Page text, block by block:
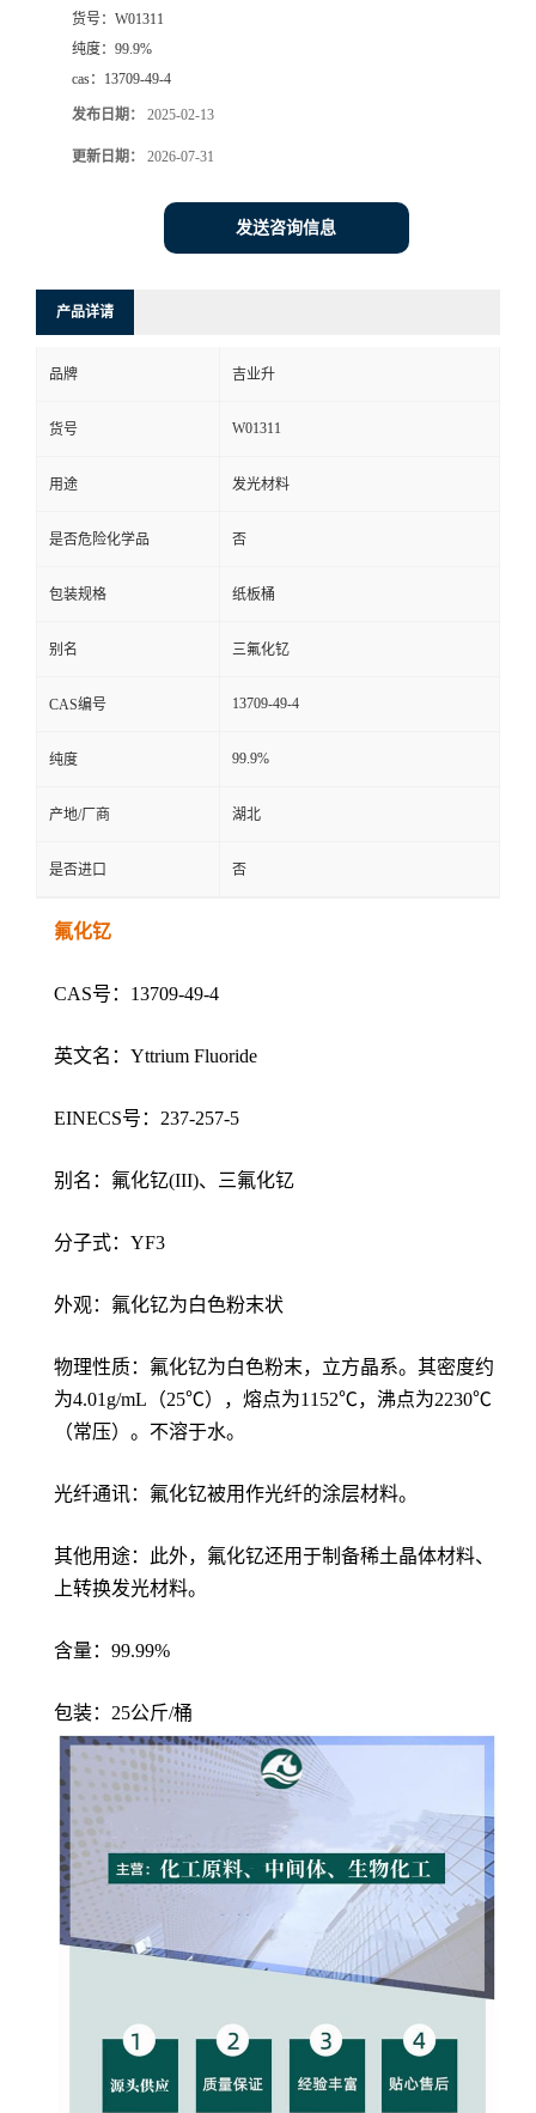
货号： W01311
纯度： 99.9%
cas： 13709-49-4
发布日期： 2025-02-13
更新日期： 2026-07-31
发送咨询信息
产品详请
品牌 吉业升
货号 W01311
用途 发光材料
是否危险化学品 否
包装规格 纸板桶
别名 三氟化钇
CAS编号 13709-49-4
纯度 99.9%
产地/厂商 湖北
是否进口 否
氟化钇
CAS号：13709-49-4
英文名：Yttrium Fluoride
EINECS号：237-257-5
别名：氟化钇(III)、三氟化钇
分子式：YF3
外观：氟化钇为白色粉末状
物理性质：氟化钇为白色粉末，立方晶系。其密度约
为4.01g/mL（25℃），熔点为1152℃，沸点为2230℃
（常压）。不溶于水。
光纤通讯：氟化钇被用作光纤的涂层材料。
其他用途：此外，氟化钇还用于制备稀土晶体材料、
上转换发光材料。
含量：99.99%
包装：25公斤/桶